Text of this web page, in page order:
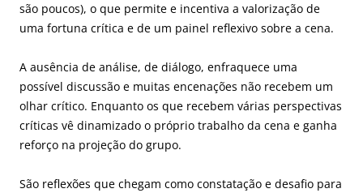
são poucos), o que permite e incentiva a valorização de
uma fortuna crítica e de um painel reflexivo sobre a cena.
A ausência de análise, de diálogo, enfraquece uma
possível discussão e muitas encenações não recebem um
olhar crítico. Enquanto os que recebem várias perspectivas
críticas vê dinamizado o próprio trabalho da cena e ganha
reforço na projeção do grupo.
São reflexões que chegam como constatação e desafio para